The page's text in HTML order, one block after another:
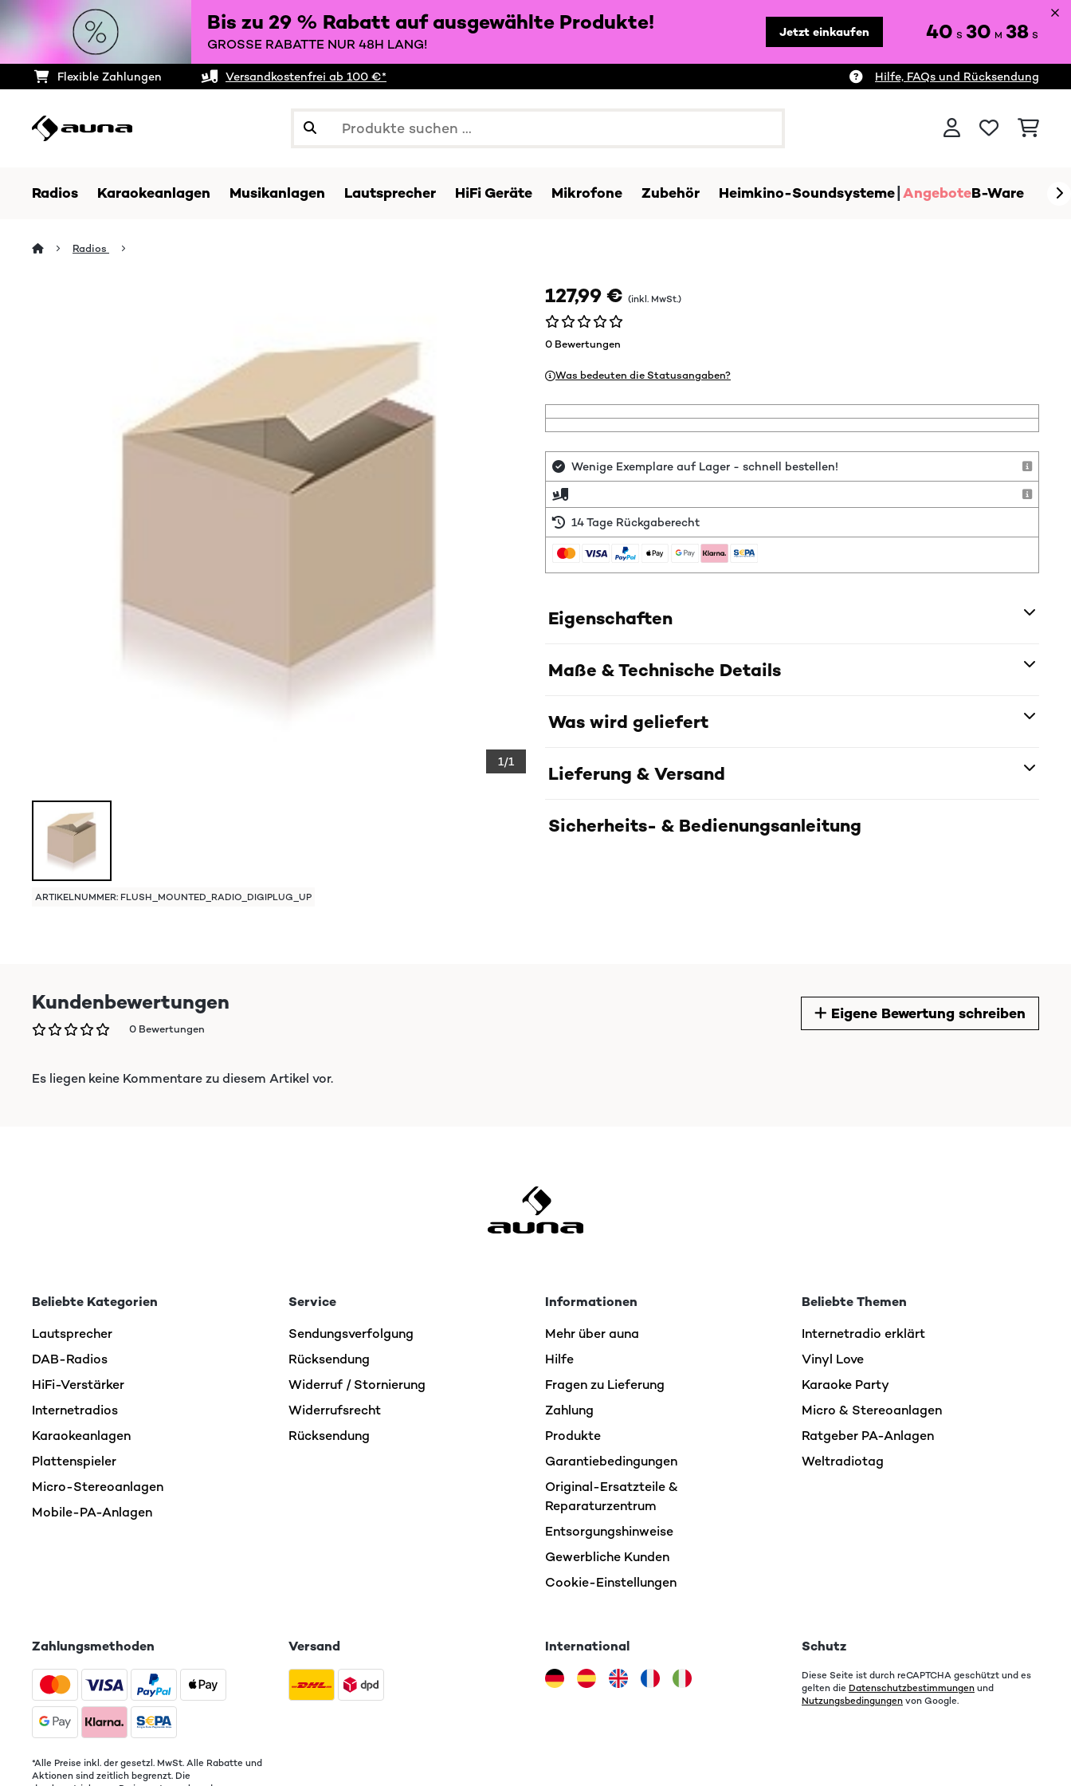
Bis zu 29 % Rabatt auf ausgewählte Produkte!
GROSSE RABATTE NUR 48H LANG!
Jetzt einkaufen 40 S 30 M 38 S
Flexible Zahlungen Versandkostenfrei ab 100 €* Hilfe, FAQs und Rücksendung
Radios Karaokeanlagen Musikanlagen Lautsprecher HiFi Geräte Mikrofone Zubehör Heimkino-Soundsysteme AngeboteB-Ware
Radios
1/1
ARTIKELNUMMER: FLUSH_MOUNTED_RADIO_DIGIPLUG_UP
127,99 € (inkl. MwSt.)
0 Bewertungen
Was bedeuten die Statusangaben?
Wenige Exemplare auf Lager - schnell bestellen!
14 Tage Rückgaberecht
Eigenschaften
Maße & Technische Details
Was wird geliefert
Lieferung & Versand
Sicherheits- & Bedienungsanleitung
Kundenbewertungen
0 Bewertungen
Eigene Bewertung schreiben
Es liegen keine Kommentare zu diesem Artikel vor.
Beliebte Kategorien
Lautsprecher
DAB-Radios
HiFi-Verstärker
Internetradios
Karaokeanlagen
Plattenspieler
Micro-Stereoanlagen
Mobile-PA-Anlagen
Service
Sendungsverfolgung
Rücksendung
Widerruf / Stornierung
Widerrufsrecht
Rücksendung
Informationen
Mehr über auna
Hilfe
Fragen zu Lieferung
Zahlung
Produkte
Garantiebedingungen
Original-Ersatzteile &
Reparaturzentrum
Entsorgungshinweise
Gewerbliche Kunden
Cookie-Einstellungen
Beliebte Themen
Internetradio erklärt
Vinyl Love
Karaoke Party
Micro & Stereoanlagen
Ratgeber PA-Anlagen
Weltradiotag
Zahlungsmethoden
*Alle Preise inkl. der gesetzl. MwSt. Alle Rabatte und
Aktionen sind zeitlich begrenzt. Die
Versand International Schutz
Diese Seite ist durch reCAPTCHA geschützt und es
gelten die Datenschutzbestimmungen und
Nutzungsbedingungen von Google.